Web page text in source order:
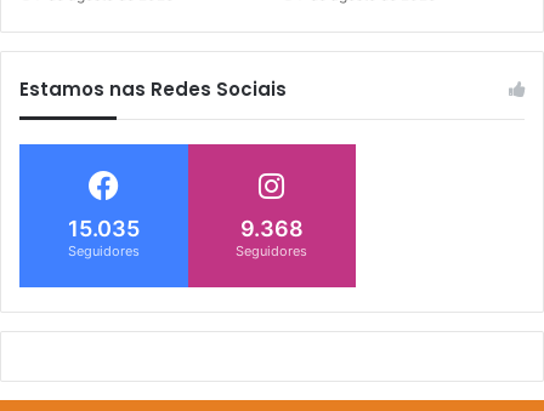
Estamos nas Redes Sociais
15.035
Seguidores
9.368
Seguidores